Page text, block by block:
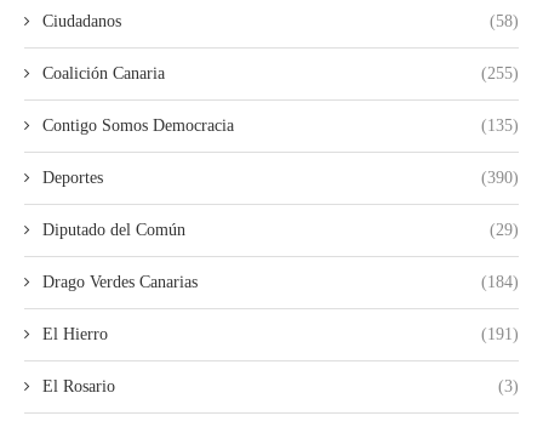
Ciudadanos (58)
Coalición Canaria (255)
Contigo Somos Democracia (135)
Deportes (390)
Diputado del Común (29)
Drago Verdes Canarias (184)
El Hierro (191)
El Rosario (3)